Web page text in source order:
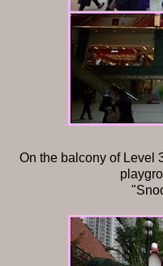
On the balcony of Level